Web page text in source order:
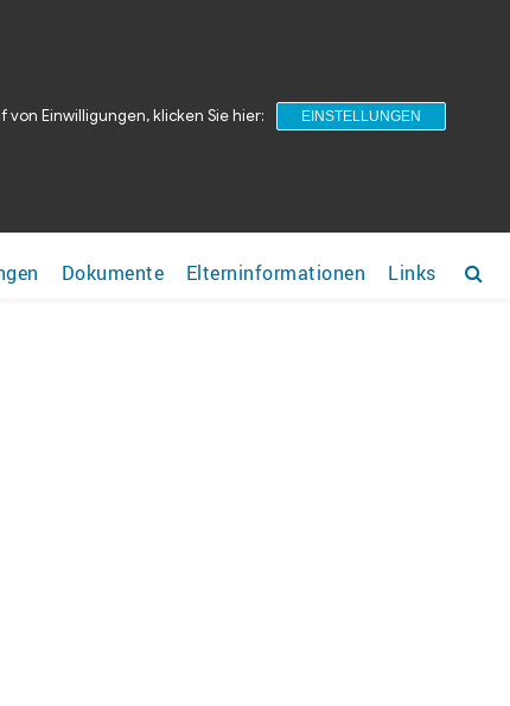
Dokumente Elterninformationen Links
Einwilligungen, klicken Sie hier: EINSTELLUNGEN